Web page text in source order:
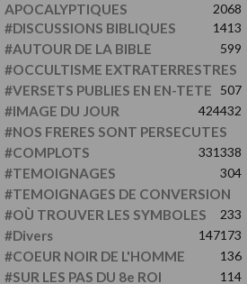
APOCALYPTIQUES 2068
#DISCUSSIONS BIBLIQUES 1413
#AUTOUR DE LA BIBLE 599
#OCCULTISME EXTRATERRESTRES
507
#VERSETS PUBLIES EN EN-TETE
432
#IMAGE DU JOUR 424
#NOS FRERES SONT PERSECUTES
338
#COMPLOTS 331
#TEMOIGNAGES 304
#TEMOIGNAGES DE CONVERSION
233
#OÙ TROUVER LES SYMBOLES
173
#Divers 147
#COEUR NOIR DE L'HOMME 136
#SUR LES PAS DU 8e ROI 114